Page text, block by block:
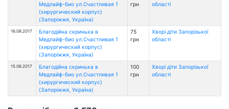
Медлайф-био ул.Счастливая 1
(хирургический корпус)
(Запоріжжя, Україна)
грн
області
16.08.2017
Благодійна скринька в
Медлайф-био ул.Счастливая 1
(хирургический корпус)
(Запоріжжя, Україна)
75
грн
Хворі діти Запорізької
області
15.06.2017
Благодійна скринька в
Медлайф-био ул.Счастливая 1
(хирургический корпус)
(Запоріжжя, Україна)
100
грн
Хворі діти Запорізької
області